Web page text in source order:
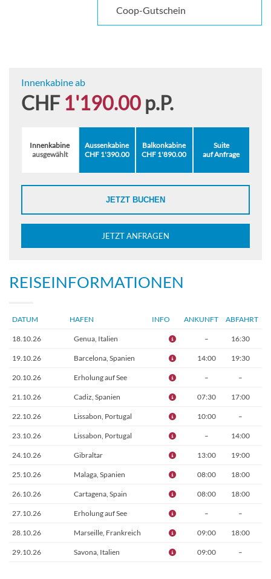
Coop-Gutschein
Innenkabine ab
CHF 1'190.00 p.P.
Innenkabine
ausgewählt
Aussenkabine
CHF 1'390.00
Balkonkabine
CHF 1'890.00
Suite
auf Anfrage
JETZT BUCHEN
JETZT ANFRAGEN
REISEINFORMATIONEN
DATUM HAFEN INFO ANKUNFT ABFAHRT
18.10.26 Genua, Italien – 16:30
19.10.26 Barcelona, Spanien 14:00 19:30
20.10.26 Erholung auf See – –
21.10.26 Cadiz, Spanien 07:30 17:00
22.10.26 Lissabon, Portugal 10:00 –
23.10.26 Lissabon, Portugal – 14:00
24.10.26 Gibraltar 13:00 19:00
25.10.26 Malaga, Spanien 08:00 18:00
26.10.26 Cartagena, Spain 08:00 18:00
27.10.26 Erholung auf See – –
28.10.26 Marseille, Frankreich 09:00 18:00
29.10.26 Savona, Italien 09:00 –